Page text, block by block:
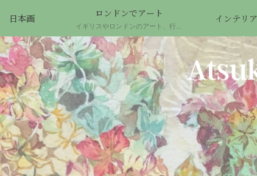
日本画 ロンドンでアート インテリア